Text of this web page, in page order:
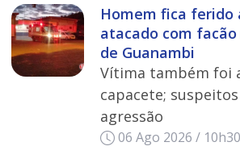
Homem fica ferido
atacado com
de Guanambi
Vítima também foi
capacete;
agressão
06 Ago 2026 / 10h30